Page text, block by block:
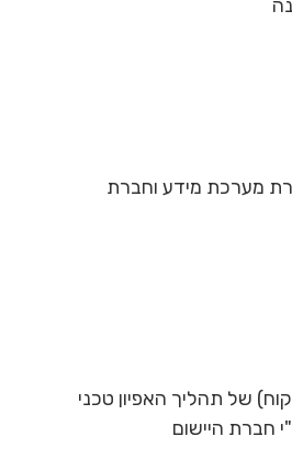
מערכת מידע וחברת
של תהליך האפיון טכני
חברת היישום